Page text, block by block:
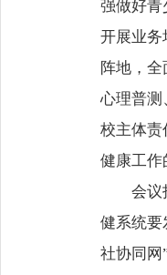
强做好青
开展业务
阵地，
心理普测
校主体责
健康工作
会议
健系统要
社协同网